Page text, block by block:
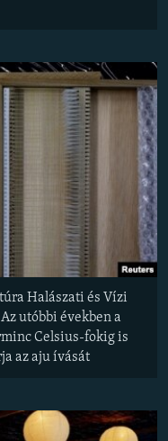
Halászati és Vízi
utóbbi években a
Celsius-fokig is
az aju ívását